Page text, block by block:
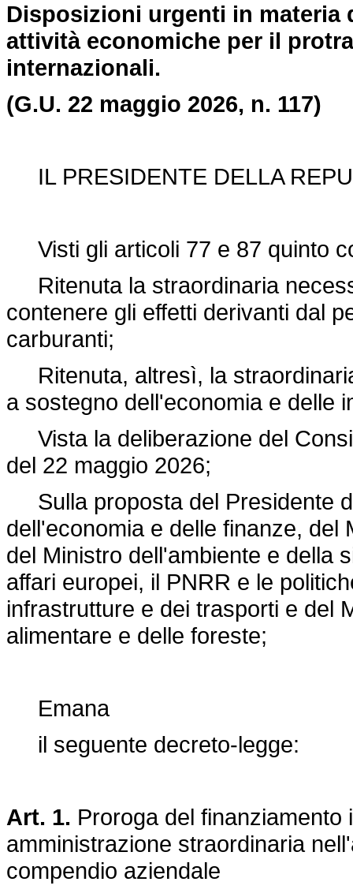
Disposizioni urgenti in materia
attività economiche per il
internazionali.
(G.U. 22 maggio 2026, n. 117)
IL PRESIDENTE DELLA
Visti gli articoli 77 e 87 quinto
Ritenuta la straordinaria
contenere gli effetti derivanti dal
carburanti;
Ritenuta, altresì, la
a sostegno dell'economia e delle
Vista la deliberazione del
del 22 maggio 2026;
Sulla proposta del Presidente
dell'economia e delle finanze, del
del Ministro dell'ambiente e della
affari europei, il PNRR e le
infrastrutture e dei trasporti e del
alimentare e delle foreste;
Emana
il seguente decreto-legge:
Art. 1. Proroga del
amministrazione straordinaria
compendio aziendale